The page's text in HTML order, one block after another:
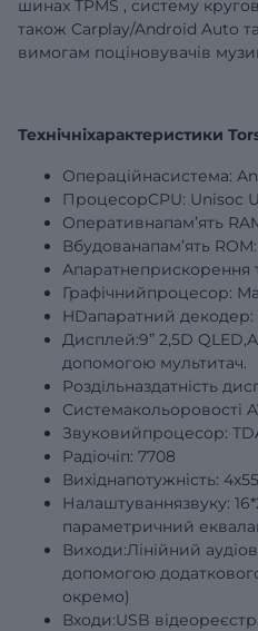
шинах TPMS , систему
також Carplay/Android Auto
вимогам поціновувачів
Технічніхарактеристики
Операційнасистема:
ПроцесорCPU: Unisoc
Оперативнапам’ять
Вбудованапам’ять ROM:
Апаратнеприскорення
Графічнийпроцесор:
HDапаратний декодер:
Дисплей:9” 2,5D
допомогою мультитач.
Роздільназдатність
Системакольоровості
Звуковийпроцесор:
Радіочіп: 7708
Вихіднапотужність:
Налаштуваннязвуку:
параметричний
Виходи:Лінійний
допомогою
окремо)
Входи:USB